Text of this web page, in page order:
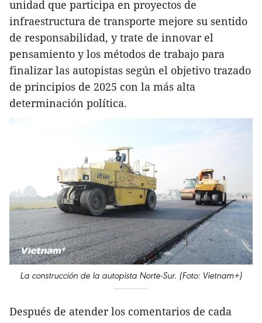
unidad que participa en proyectos de
infraestructura de transporte mejore su sentido
de responsabilidad, y trate de innovar el
pensamiento y los métodos de trabajo para
finalizar las autopistas según el objetivo trazado
de principios de 2025 con la más alta
determinación política.
La construcción de la autopista Norte-Sur. (Foto: Vietnam+)
Después de atender los comentarios de cada